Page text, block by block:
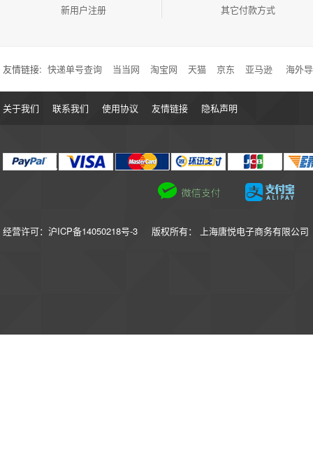
新用户注册
其它付款方式
友情链接: 快递单号查询 当当网 淘宝网 天猫 京东 亚马逊 海外
关于我们 联系我们 使用协议 友情链接 隐私声明
经营许可：沪ICP备14050218号-3 版权所有： 上海唐悦电子商务有限公司